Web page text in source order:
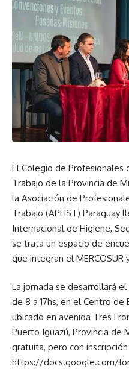
El Colegio de Profesionales
Trabajo de la Provincia de
la Asociación de
Trabajo (APHST) Paraguay
Internacional de Higiene,
se trata un espacio de
que integran el
La jornada se desarrollará
de 8 a 17hs, en el Centro de
ubicado en avenida Tres
Puerto Iguazú, Provincia de
gratuita, pero con
https://docs.google.com/